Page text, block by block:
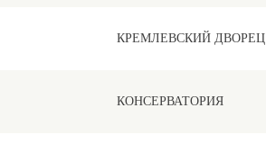
КРЕМЛЕВСКИЙ ДВОРЕЦ
КОНСЕРВАТОРИЯ